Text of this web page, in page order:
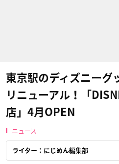
東京駅のディズニーグ
リニューアル！「
店」4月OPEN
ニュース
ライター：にじめん編集部